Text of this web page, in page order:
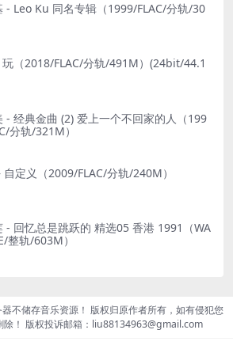
- Leo Ku 同名专辑（1999/FLAC/分轨/30
（2018/FLAC/分轨/491M）(24bit/44.1
- 经典金曲 (2) 爱上一个不回家的人（199
分轨/321M）
自定义（2009/FLAC/分轨/240M）
- 回忆总是跳跃的 精选05 香港 1991（WA
整轨/603M）
不储存音乐资源！ 版权归原作者所有，如有侵犯您
除！ 版权投诉邮箱：liu88134963@gmail.com